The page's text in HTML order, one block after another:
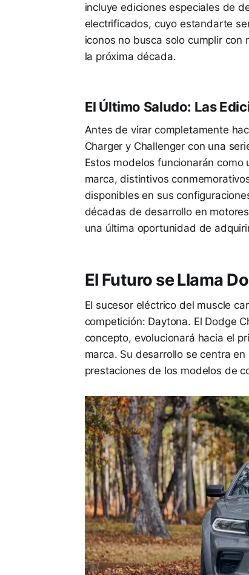
incluye ediciones especiales de
electrificados, cuyo estandarte
iconos no busca solo cumplir
la próxima década.
El Último Saludo: Las
Antes de virar completamente
Charger y Challenger con una
Estos modelos funcionarán
marca, distintivos
disponibles en sus
décadas de desarrollo en
una última oportunidad de
El Futuro se Llama
El sucesor eléctrico del muscle
competición: Daytona. El Dodge
concepto, evolucionará hacia el
marca. Su desarrollo se centra
prestaciones de los modelos de